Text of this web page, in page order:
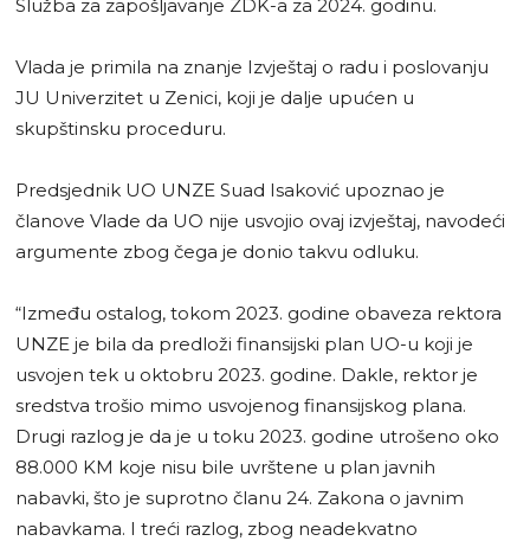
Služba za zapošljavanje ZDK-a za 2024. godinu.
Vlada je primila na znanje Izvještaj o radu i poslovanju
JU Univerzitet u Zenici, koji je dalje upućen u
skupštinsku proceduru.
Predsjednik UO UNZE Suad Isaković upoznao je
članove Vlade da UO nije usvojio ovaj izvještaj, navodeći
argumente zbog čega je donio takvu odluku.
“Između ostalog, tokom 2023. godine obaveza rektora
UNZE je bila da predloži finansijski plan UO-u koji je
usvojen tek u oktobru 2023. godine. Dakle, rektor je
sredstva trošio mimo usvojenog finansijskog plana.
Drugi razlog je da je u toku 2023. godine utrošeno oko
88.000 KM koje nisu bile uvrštene u plan javnih
nabavki, što je suprotno članu 24. Zakona o javnim
nabavkama. I treći razlog, zbog neadekvatno